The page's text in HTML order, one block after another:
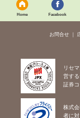
Home Facebook
お問合せ
リセ
営する
証券
株式
者に